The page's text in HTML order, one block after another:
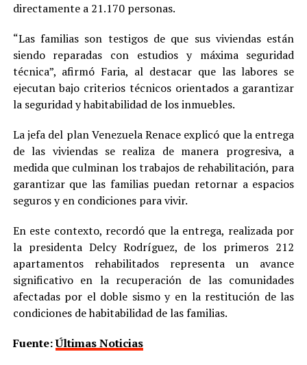
directamente a 21.170 personas.
“Las familias son testigos de que sus viviendas están
siendo reparadas con estudios y máxima seguridad
técnica”, afirmó Faria, al destacar que las labores se
ejecutan bajo criterios técnicos orientados a garantizar
la seguridad y habitabilidad de los inmuebles.
La jefa del plan Venezuela Renace explicó que la entrega
de las viviendas se realiza de manera progresiva, a
medida que culminan los trabajos de rehabilitación, para
garantizar que las familias puedan retornar a espacios
seguros y en condiciones para vivir.
En este contexto, recordó que la entrega, realizada por
la presidenta Delcy Rodríguez, de los primeros 212
apartamentos rehabilitados representa un avance
significativo en la recuperación de las comunidades
afectadas por el doble sismo y en la restitución de las
condiciones de habitabilidad de las familias.
Fuente:Últimas Noticias